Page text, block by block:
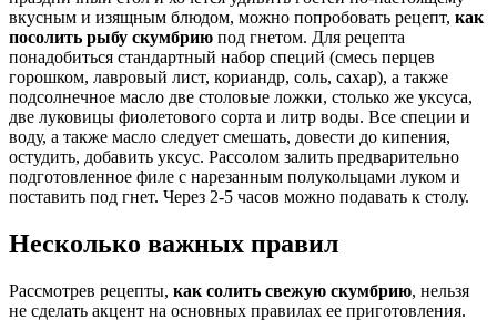
вкусным и изящным блюдом, можно попробовать рецепт, как
посолить рыбу скумбрию под гнетом. Для рецепта
понадобиться стандартный набор специй (смесь перцев
горошком, лавровый лист, кориандр, соль, сахар), а также
подсолнечное масло две столовые ложки, столько же уксуса,
две луковицы фиолетового сорта и литр воды. Все специи и
воду, а также масло следует смешать, довести до кипения,
остудить, добавить уксус. Рассолом залить предварительно
подготовленное филе с нарезанным полукольцами луком и
поставить под гнет. Через 2-5 часов можно подавать к столу.
Несколько важных правил
Рассмотрев рецепты, как солить свежую скумбрию, нельзя
не сделать акцент на основных правилах ее приготовления.